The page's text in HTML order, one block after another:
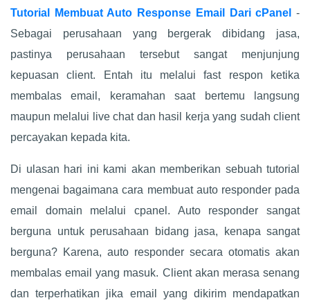
Tutorial Membuat Auto Response Email Dari cPanel
-
Sebagai perusahaan yang bergerak dibidang jasa,
pastinya perusahaan tersebut sangat menjunjung
kepuasan client. Entah itu melalui fast respon ketika
membalas email, keramahan saat bertemu langsung
maupun melalui live chat dan hasil kerja yang sudah client
percayakan kepada kita.
Di ulasan hari ini kami akan memberikan sebuah tutorial
mengenai bagaimana cara membuat auto responder pada
email domain melalui cpanel. Auto responder sangat
berguna untuk perusahaan bidang jasa, kenapa sangat
berguna? Karena, auto responder secara otomatis akan
membalas email yang masuk. Client akan merasa senang
dan terperhatikan jika email yang dikirim mendapatkan